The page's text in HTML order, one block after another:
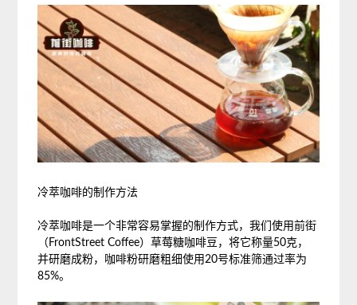
冷萃咖啡的制作方法
冷萃咖啡是一个非常容易掌握的制作方式，我们使用前街
（FrontStreet Coffee）草莓糖咖啡豆，将它称量50克，
并研磨成粉，咖啡粉研磨粗细使用20号标准筛通过率为
85%。